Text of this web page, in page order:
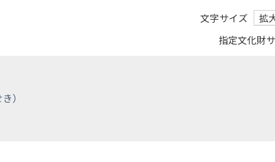
文字サイズ 拡
指定文化財